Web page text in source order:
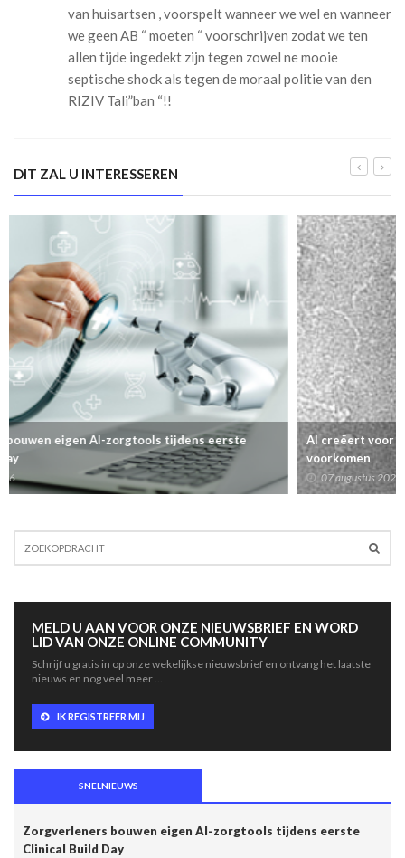
van huisartsen , voorspelt wanneer we wel en wanneer
we geen AB “ moeten “ voorschrijven zodat we ten
allen tijde ingedekt zijn tegen zowel ne mooie
septische shock als tegen de moraal politie van den
RIZIV Tali”ban “!!
DIT ZAL U INTERESSEREN
AI creëert voor het eerst virussen die niet in natuur
07 augustus 2026
MELD U AAN VOOR ONZE NIEUWSBRIEF EN WORD
LID VAN ONZE ONLINE COMMUNITY
Schrijf u gratis in op onze wekelijkse nieuwsbrief en ontvang het laatste
nieuws en nog veel meer ...
IK REGISTREER MIJ
SNELNIEUWS
Zorgverleners bouwen eigen AI-zorgtools tijdens eerste
Clinical Build Day